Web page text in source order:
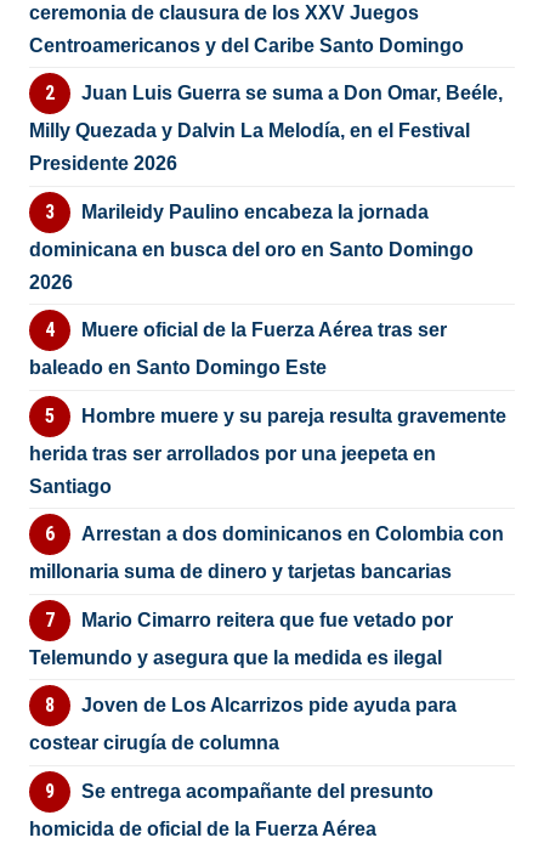
ceremonia de clausura de los XXV Juegos
Centroamericanos y del Caribe Santo Domingo
Juan Luis Guerra se suma a Don Omar, Beéle,
Milly Quezada y Dalvin La Melodía, en el Festival
Presidente 2026
Marileidy Paulino encabeza la jornada
dominicana en busca del oro en Santo Domingo
2026
Muere oficial de la Fuerza Aérea tras ser
baleado en Santo Domingo Este
Hombre muere y su pareja resulta gravemente
herida tras ser arrollados por una jeepeta en
Santiago
Arrestan a dos dominicanos en Colombia con
millonaria suma de dinero y tarjetas bancarias
Mario Cimarro reitera que fue vetado por
Telemundo y asegura que la medida es ilegal
Joven de Los Alcarrizos pide ayuda para
costear cirugía de columna
Se entrega acompañante del presunto
homicida de oficial de la Fuerza Aérea